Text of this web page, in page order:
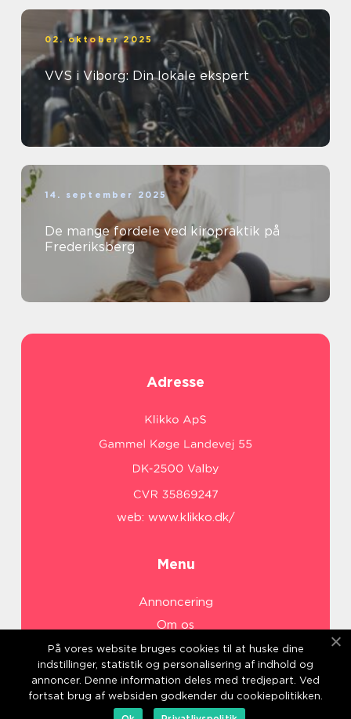
02. oktober 2025
VVS i Viborg: Din lokale ekspert
14. september 2025
De mange fordele ved kiropraktik på
Frederiksberg
Adresse
web: www.klikko.dk/
Menu
Annoncering
Om os
Cookies
Kontakt os
Sitemap
På vores website bruges cookies til at huske dine
indstillinger, statistik og personalisering af indhold og
annoncer. Denne information deles med tredjepart. Ved
fortsat brug af websiden godkender du cookiepolitikken.